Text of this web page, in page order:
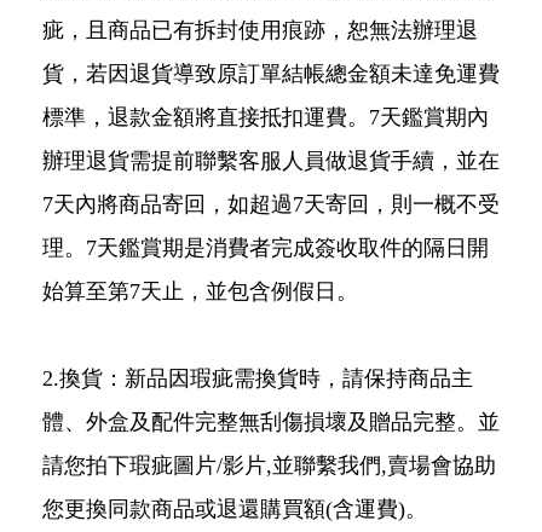
疵，且商品已有拆封使用痕跡，恕無法辦理退
貨，若因退貨導致原訂單結帳總金額未達免運費
標準，退款金額將直接抵扣運費。7天鑑賞期內
辦理退貨需提前聯繫客服人員做退貨手續，並在
7天內將商品寄回，如超過7天寄回，則一概不受
理。7天鑑賞期是消費者完成簽收取件的隔日開
始算至第7天止，並包含例假日。
2.換貨：新品因瑕疵需換貨時，請保持商品主
體、外盒及配件完整無刮傷損壞及贈品完整。並
請您拍下瑕疵圖片/影片,並聯繫我們,賣場會協助
您更換同款商品或退還購買額(含運費)。